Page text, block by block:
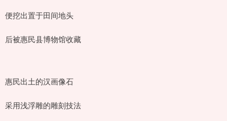
便挖出置于田间地头
后被惠民县博物馆收藏
惠民出土的汉画像石
采用浅浮雕的雕刻技法